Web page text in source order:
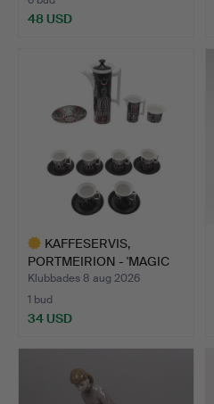
48 USD
KAFFESERVIS,
PORTMEIRION - 'MAGIC
CITY'.
Klubbades 8 aug 2026
1 bud
34 USD